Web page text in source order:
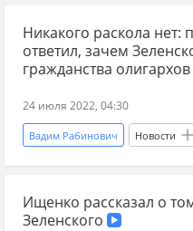
Никакого раскола нет:
ответил, зачем
гражданства олигархов
24 июля 2022, 04:30
Вадим Рабинович Новости
Алексей Кочетков Украина
Владимир Зеленский
Ищенко рассказал о
Зеленского